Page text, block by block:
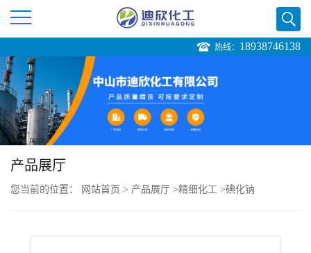
司
首
页
公
热线： 18938746138
产品展厅
您当前的位置： 网站首页 > 产品展厅 >精细化工 >碘化钠